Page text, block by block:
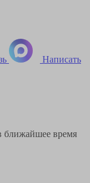
Написать
ближайшее время